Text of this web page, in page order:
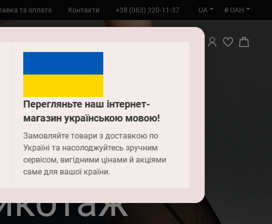
Перегляньте наш інтернет-
магазин українською мовою!
Замовляйте товари з доставкою по
Україні та насолоджуйтесь зручним
сервісом, вигідними цінами й акціями
саме для вашої країни.
та оплата Контакти +38 (063) 320-11-37 UA ₴ UAH